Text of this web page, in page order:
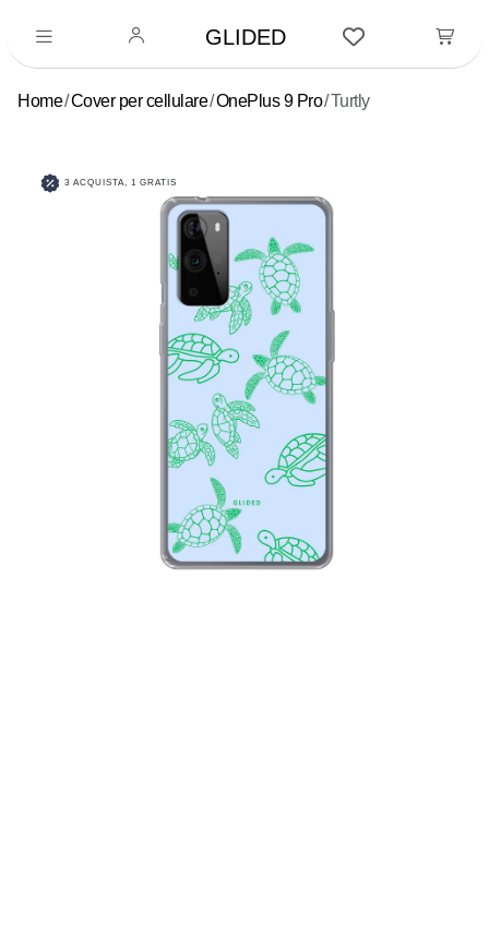
GLIDED
Home Cover per cellulare OnePlus 9 Pro Turtly
3 ACQUISTA, 1 GRATIS